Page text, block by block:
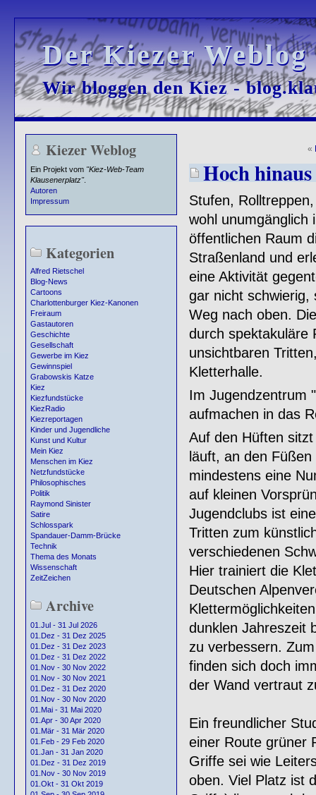
Der Kiezer
Der Kiezer
Wir bloggen den Kiez -
Wir bloggen den Kiez -
Kiezer Weblog
Ein Projekt vom "Kiez-Web-Team
Klausenerplatz".
Autoren
Impressum
Kategorien
Alfred Rietschel
Blog-News
Cartoons
Charlottenburger Kiez-Kanonen
Freiraum
Gastautoren
Geschichte
Gesellschaft
Gewerbe im Kiez
Gewinnspiel
Grabowskis Katze
Kiez
Kiezfundstücke
KiezRadio
Kiezreportagen
Kinder und Jugendliche
Kunst und Kultur
Mein Kiez
Menschen im Kiez
Netzfundstücke
Philosophisches
Politik
Raymond Sinister
Satire
Schlosspark
Spandauer-Damm-Brücke
Technik
Thema des Monats
Wissenschaft
ZeitZeichen
Archive
01.Jul - 31 Jul 2026
01.Dez - 31 Dez 2025
01.Dez - 31 Dez 2023
01.Dez - 31 Dez 2022
01.Nov - 30 Nov 2022
01.Nov - 30 Nov 2021
01.Dez - 31 Dez 2020
01.Nov - 30 Nov 2020
01.Mai - 31 Mai 2020
01.Apr - 30 Apr 2020
01.Mär - 31 Mär 2020
01.Feb - 29 Feb 2020
01.Jan - 31 Jan 2020
01.Dez - 31 Dez 2019
01.Nov - 30 Nov 2019
01.Okt - 31 Okt 2019
«
Hoch hinaus
Stufen,
wohl unumgänglich
öffentlichen Raum
Straßenland und
eine Aktivität
gar nicht schwierig,
Weg nach oben.
durch spektakuläre
unsichtbaren
Kletterhalle.
Im Jugendzentrum
aufmachen in das
Auf den Hüften
läuft, an den
mindestens eine
auf kleinen
Jugendclubs ist
Tritten zum
verschiedenen
Hier trainiert die
Deutschen
dunklen Jahreszeit
zu verbessern.
finden sich doch
der Wand vertraut
Ein freundlicher
einer Route grüner
Griffe sei wie
oben. Viel Platz ist